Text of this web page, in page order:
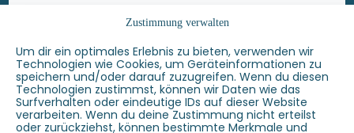
Zustimmung verwalten
Um dir ein optimales Erlebnis zu bieten, verwenden wir
Technologien wie Cookies, um Geräteinformationen zu
speichern und/oder darauf zuzugreifen. Wenn du diesen
Technologien zustimmst, können wir Daten wie das
Surfverhalten oder eindeutige IDs auf dieser Website
verarbeiten. Wenn du deine Zustimmung nicht erteilst
oder zurückziehst, können bestimmte Merkmale und
Die Projekte des Männernetzwerk Dresden e.V. sind
mitfinanziert durch Steuermittel auf der Grundlage des
von den Abgeordneten des Sächsischen Landtags
beschlossenen Haushaltes, sowie auf der Grundlage des
Beschlusses des Dresdner Stadtrates.